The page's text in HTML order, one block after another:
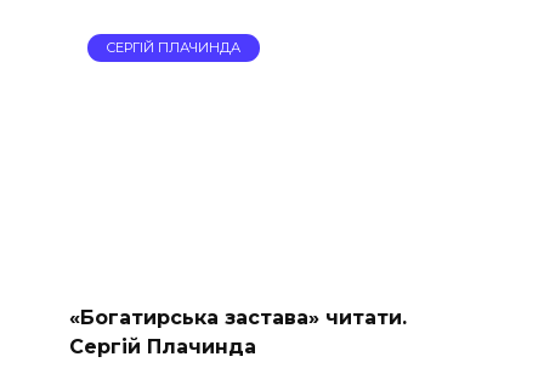
СЕРГІЙ ПЛАЧИНДА
«Богатирська застава» читати.
Сергій Плачинда